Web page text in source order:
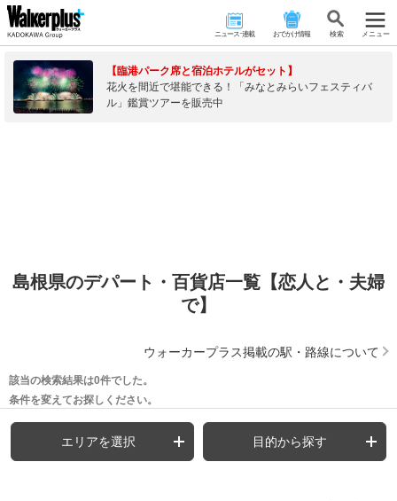
ニュース･連載 おでかけ情報 検 索 メニュー
【臨港パーク席と宿泊ホテルがセット】
花火を間近で堪能できる！「みなとみらいフェスティバ
ル」鑑賞ツアーを販売中
島根県のデパート・百貨店一覧【恋人と・夫婦
で】
ウォーカープラス掲載の駅・路線について
該当の検索結果は0件でした。
条件を変えてお探しください。
エリアを選択 目的から探す